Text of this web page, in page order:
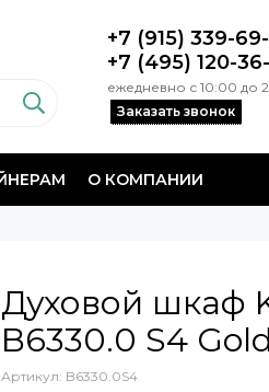
+7 (915) 339-
+7 (495) 120-
ежедневно с 10:00 до
Заказать звонок
О КОМПАНИИ
Духовой шкаф
B6330.0 S4 Gold
Артикул: B6330.0S4